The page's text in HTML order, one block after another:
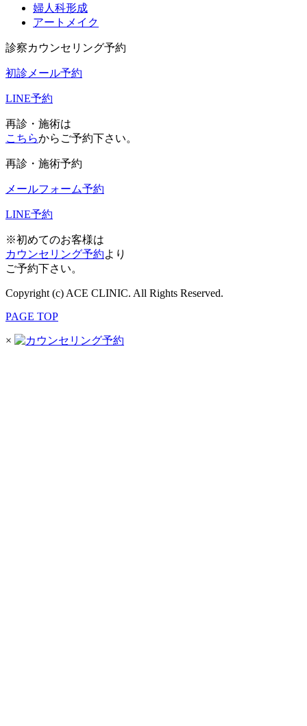
婦人科形成
アートメイク
診察カウンセリング予約
初診メール予約
LINE予約
再診・施術は
こちらからご予約下さい。
再診・施術予約
メールフォーム予約
LINE予約
※初めてのお客様は
カウンセリング予約より
ご予約下さい。
Copyright (c) ACE CLINIC. All Rights Reserved.
PAGE TOP
×